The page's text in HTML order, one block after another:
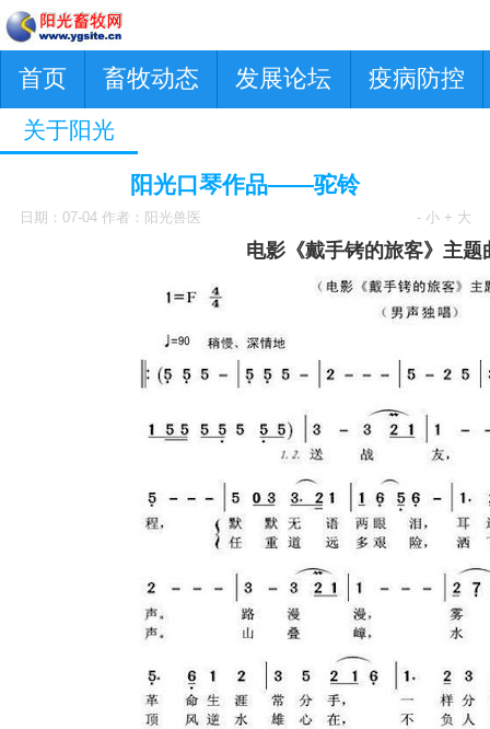
首页 畜牧动态 发展论坛 疫病防控
关于阳光
阳光口琴作品——驼铃
日期：07-04 作者：阳光兽医 - 小 + 大
电影《戴手铐的旅客》主题